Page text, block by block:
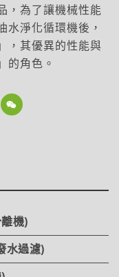
，為了讓機械性能
水淨化循環機後，
，其優異的性能與
的角色。
機)
水過濾)